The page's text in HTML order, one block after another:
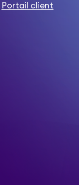
Portail client